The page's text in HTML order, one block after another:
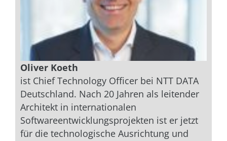
Oliver Koeth
ist Chief Technology Officer bei NTT DATA
Deutschland. Nach 20 Jahren als leitender
Architekt in internationalen
Softwareentwicklungsprojekten ist er jetzt
für die technologische Ausrichtung und